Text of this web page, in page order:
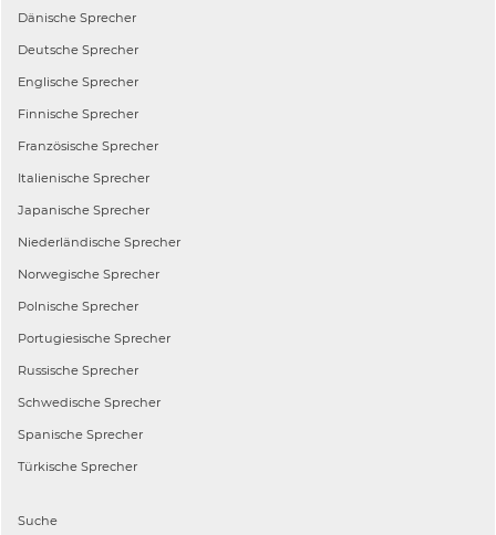
Dänische Sprecher
Deutsche Sprecher
Englische Sprecher
Finnische Sprecher
Französische Sprecher
Italienische Sprecher
Japanische Sprecher
Niederländische Sprecher
Norwegische Sprecher
Polnische Sprecher
Portugiesische Sprecher
Russische Sprecher
Schwedische Sprecher
Spanische Sprecher
Türkische Sprecher
Suche